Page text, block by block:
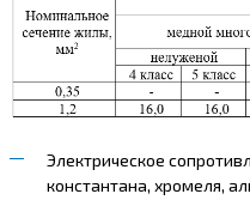
Электрическое
константана, хромеля,